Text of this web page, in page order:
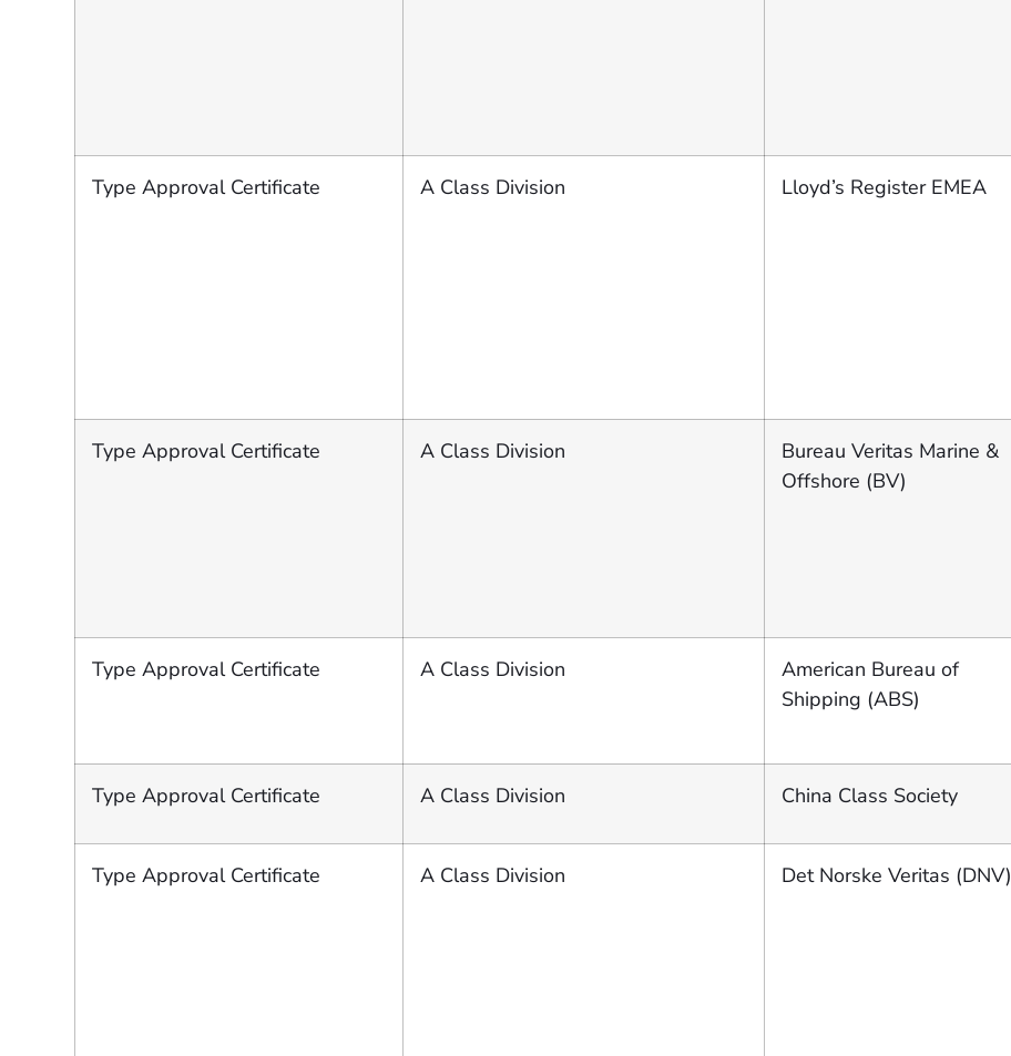
Type Approval Certificate A Class Division Lloyd’s Register EMEA
Type Approval Certificate A Class Division
Bureau Veritas Marine &
Offshore (BV)
Type Approval Certificate A Class Division
American Bureau of
Shipping (ABS)
Type Approval Certificate A Class Division China Class Society
Type Approval Certificate A Class Division Det Norske Veritas (DNV)